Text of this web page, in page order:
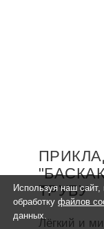
Используя наш
обработкуфайлов
данных.
ТРУБУ
Лёгкий и